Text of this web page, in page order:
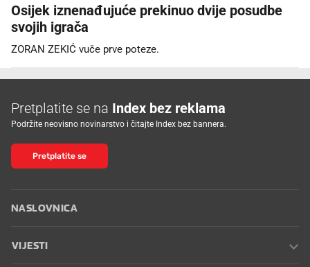
Osijek iznenađujuće prekinuo dvije posudbe
svojih igrača
ZORAN ZEKIĆ vuče prve poteze.
Pretplatite se na Index bez reklama
Podržite neovisno novinarstvo i čitajte Index bez bannera.
Pretplatite se
NASLOVNICA
VIJESTI